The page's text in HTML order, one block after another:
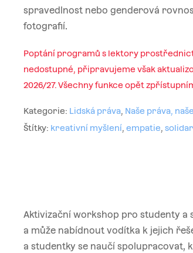
spravedlnost nebo genderová
fotografií.
Poptání programů s lektory
nedostupné, připravujeme však
2026/27. Všechny funkce opět
Kategorie: Lidská práva, Naše práva,
Štítky: kreativní myšlení,empatie,
Aktivizační workshop pro studenty a
a může nabídnout vodítka k jejich
a studentky se naučí spolupracovat,